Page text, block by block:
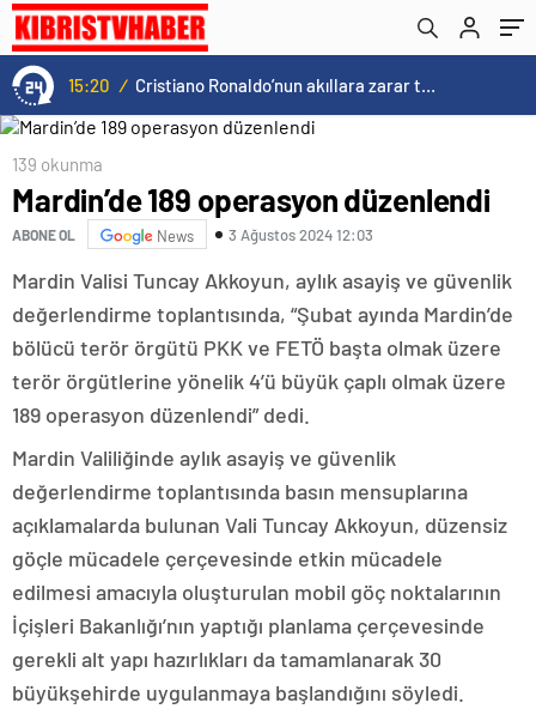
15:20 / Cristiano Ronaldo’nun akıllara zarar tüm kariyerinin istatistiğini çıkardık !
139 okunma
Mardin’de 189 operasyon düzenlendi
ABONE OL News 3 Ağustos 2024 12:03
Mardin Valisi Tuncay Akkoyun, aylık asayiş ve güvenlik
değerlendirme toplantısında, “Şubat ayında Mardin’de
bölücü terör örgütü PKK ve FETÖ başta olmak üzere
terör örgütlerine yönelik 4’ü büyük çaplı olmak üzere
189 operasyon düzenlendi” dedi.
Mardin Valiliğinde aylık asayiş ve güvenlik
değerlendirme toplantısında basın mensuplarına
açıklamalarda bulunan Vali Tuncay Akkoyun, düzensiz
göçle mücadele çerçevesinde etkin mücadele
edilmesi amacıyla oluşturulan mobil göç noktalarının
İçişleri Bakanlığı’nın yaptığı planlama çerçevesinde
gerekli alt yapı hazırlıkları da tamamlanarak 30
büyükşehirde uygulanmaya başlandığını söyledi.